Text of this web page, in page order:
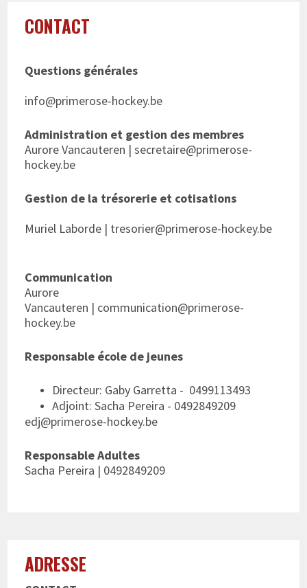
CONTACT
Questions générales
info@primerose-hockey.be
Administration et gestion des membres
Aurore Vancauteren |secretaire@primerose-
hockey.be
Gestion de la trésorerie et cotisations
Muriel Laborde | tresorier@primerose-hockey.be
Communication
Aurore
Vancauteren | communication@primerose-
hockey.be
Responsable école de jeunes
Directeur: Gaby Garretta - 0499113493
Adjoint: Sacha Pereira - 0492849209
edj@primerose-hockey.be
Responsable Adultes
Sacha Pereira | 0492849209
ADRESSE